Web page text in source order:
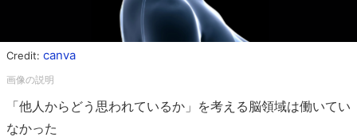
Credit: canva
「他人からどう思われているか」を考える脳領域は働いてい
なかった